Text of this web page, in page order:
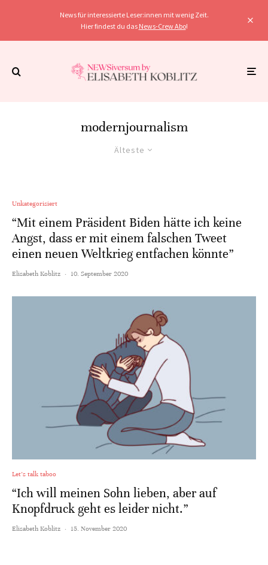
News für interessierte Leser:innen mit wenig Zeit.
Hier findest du das News-Crew Abo!
modernjournalism
Älteste
Unkategorisiert
“Mit einem Präsident Biden hätte ich keine
Angst, dass er mit einem falschen Tweet
einen neuen Weltkrieg entfachen könnte”
Elisabeth Koblitz · 10. September 2020
Let's talk taboo
“Ich will meinen Sohn lieben, aber auf
Knopfdruck geht es leider nicht.”
Elisabeth Koblitz · 15. November 2020